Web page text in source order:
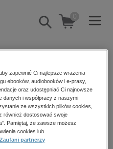
Pokaż/schowaj
wyszukiwarkę
0
wnętrz
gospodarka
Rucińska
zapewnić Ci najlepsze wrażenia
ebooków, audiobooków i e-prasy,
oraz udostępniać Ci najnowsze
danych i współpracy z naszymi
ze wszystkich plików cookies,
również dostosować swoje
Pamiętaj, że zawsze możesz
cookies lub
Zaufani partnerzy